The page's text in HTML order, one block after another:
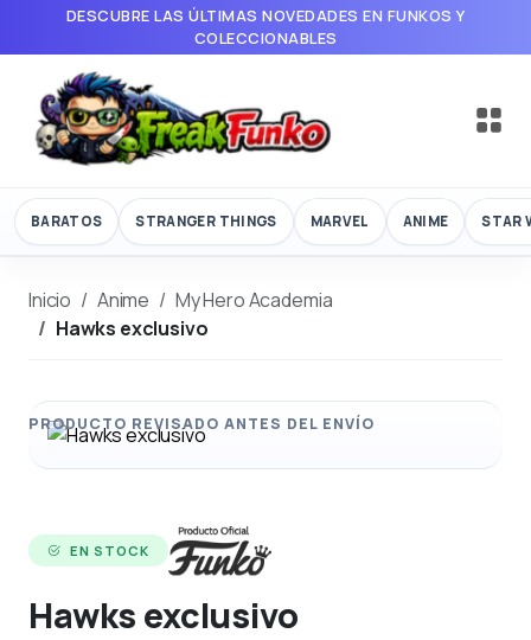
DESCUBRE LAS ÚLTIMAS NOVEDADES EN FUNKOS Y
COLECCIONABLES
BARATOS STRANGER THINGS MARVEL ANIME STAR
Inicio Anime
My Hero Academia
Hawks exclusivo
EN STOCK
Hawks exclusivo